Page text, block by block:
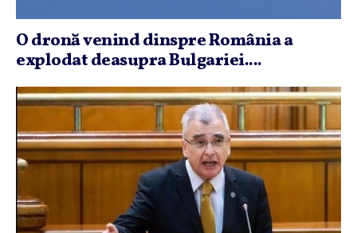
O dronă venind dinspre România a
explodat deasupra Bulgariei....